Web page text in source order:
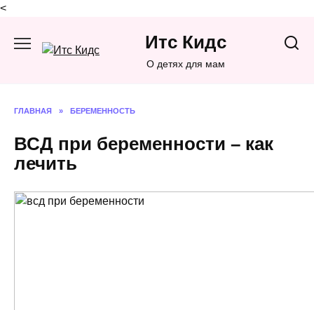
<
содержанию
Итс Кидс
О детях для мам
ГЛАВНАЯ » БЕРЕМЕННОСТЬ
ВСД при беременности – как
лечить